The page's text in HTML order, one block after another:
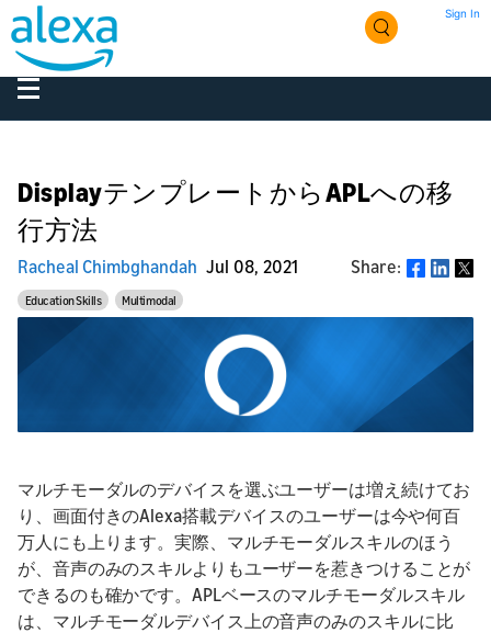
Sign In
DisplayテンプレートからAPLへの移
行方法
Racheal Chimbghandah Jul 08, 2021 Share: Share
Education Skills Multimodal
マルチモーダルのデバイスを選ぶユーザーは増え続けてお
り、画面付きのAlexa搭載デバイスのユーザーは今や何百
万人にも上ります。実際、マルチモーダルスキルのほう
が、音声のみのスキルよりもユーザーを惹きつけることが
できるのも確かです。APLベースのマルチモーダルスキル
は、マルチモーダルデバイス上の音声のみのスキルに比